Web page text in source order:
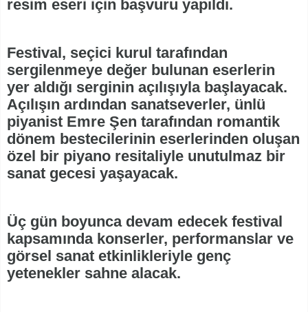
resim eseri için başvuru yapıldı.
Festival, seçici kurul tarafından
sergilenmeye değer bulunan eserlerin
yer aldığı serginin açılışıyla başlayacak.
Açılışın ardından sanatseverler, ünlü
piyanist Emre Şen tarafından romantik
dönem bestecilerinin eserlerinden oluşan
özel bir piyano resitaliyle unutulmaz bir
sanat gecesi yaşayacak.
Üç gün boyunca devam edecek festival
kapsamında konserler, performanslar ve
görsel sanat etkinlikleriyle genç
yetenekler sahne alacak.